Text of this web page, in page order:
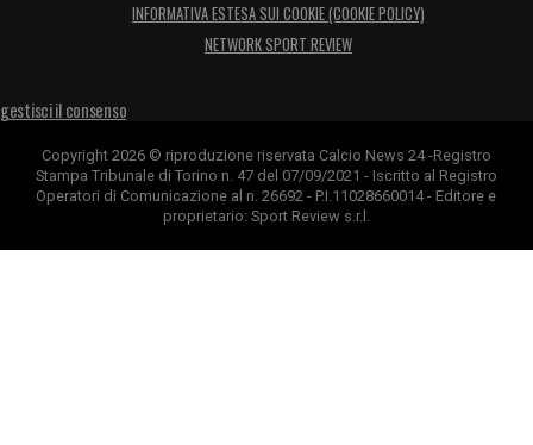
INFORMATIVA ESTESA SUI COOKIE (COOKIE POLICY)
NETWORK SPORT REVIEW
gestisci il consenso
Copyright 2026 © riproduzione riservata Calcio News 24 -Registro
Stampa Tribunale di Torino n. 47 del 07/09/2021 - Iscritto al Registro
Operatori di Comunicazione al n. 26692 - P.I.11028660014 - Editore e
proprietario: Sport Review s.r.l.